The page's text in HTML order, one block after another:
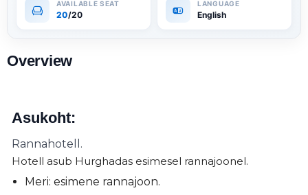
20/20 English
Overview
Asukoht:
Rannahotell.
Hotell asub Hurghadas esimesel rannajoonel.
Meri: esimene rannajoon.